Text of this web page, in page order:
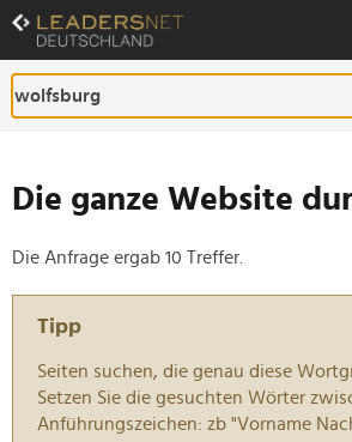
Zum
Inhalt
Zur
Fußzeilen-
Navigation
Die ganze Website
Die Anfrage ergab 10 Treffer.
Tipp
Seiten suchen, die genau diese
Setzen Sie die gesuchten Wörter
Anführungszeichen: zb "Vorname